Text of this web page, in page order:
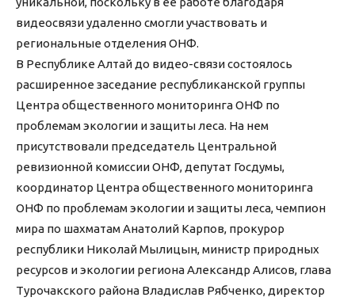
видеосвязи удаленно смогли участвовать и
региональные отделения ОНФ.
В Республике Алтай до видео-связи состоялось
расширенное заседание республиканской группы
Центра общественного мониторинга ОНФ по
проблемам экологии и защиты леса. На нем
присутствовали председатель Центральной
ревизионной комиссии ОНФ, депутат Госдумы,
координатор Центра общественного мониторинга
ОНФ по проблемам экологии и защиты леса, чемпион
мира по шахматам Анатолий Карпов, прокурор
республики Николай Мылицын, министр природных
ресурсов и экологии региона Александр Алисов, глава
Турочакского района Владислав Рябченко, директор